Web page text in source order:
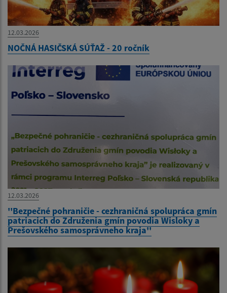
12.03.2026
NOČNÁ HASIČSKÁ SÚŤAŽ - 20 ročník
12.03.2026
''Bezpečné pohraničie - cezhraničná spolupráca gmín
patriacich do Združenia gmín povodia Wisloky a
Prešovského samosprávneho kraja''